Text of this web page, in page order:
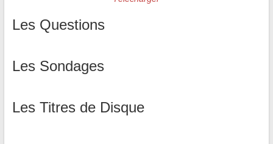
Les Questions
Les Sondages
Les Titres de Disque